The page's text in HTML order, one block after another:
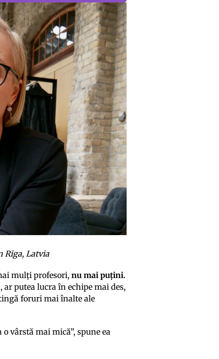
Riga, Latvia
mulți profesori,nu mai puțini.
ar putea lucra în echipe mai des,
foruri mai înalte ale
vârstă mai mică”, spune ea